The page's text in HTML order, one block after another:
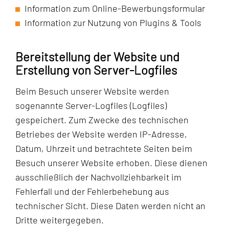
Information zum Online-Bewerbungsformular
Information zur Nutzung von Plugins & Tools
Bereitstellung der Website und
Erstellung von Server-Logfiles
Beim Besuch unserer Website werden
sogenannte Server-Logfiles (Logfiles)
gespeichert. Zum Zwecke des technischen
Betriebes der Website werden IP-Adresse,
Datum, Uhrzeit und betrachtete Seiten beim
Besuch unserer Website erhoben. Diese dienen
ausschließlich der Nachvollziehbarkeit im
Fehlerfall und der Fehlerbehebung aus
technischer Sicht. Diese Daten werden nicht an
Dritte weitergegeben.